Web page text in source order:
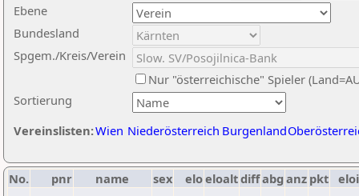
Ebene
Sortierung
Bundesland
Spgem./Kreis/Verein
Nur "österreichische" Spieler
Vereinslisten:Wien Niederösterreich Burgenland
No. pnr name sex eloeloaltdiffabg anz pkt eloi